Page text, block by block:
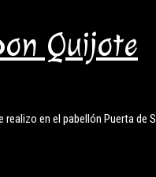
Quijote
realizo en el pabellón Puerta de